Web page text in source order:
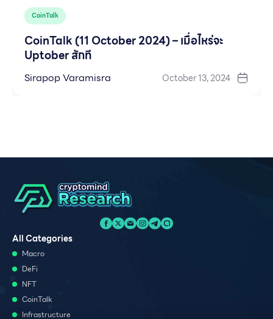
CoinTalk
CoinTalk (11 October 2024) – เมื่อไหร่จะ
Uptober สักที
Sirapop Varamisra October 13, 2024
All Categories
Macro
DeFi
NFT
CoinTalk
Infrastructure